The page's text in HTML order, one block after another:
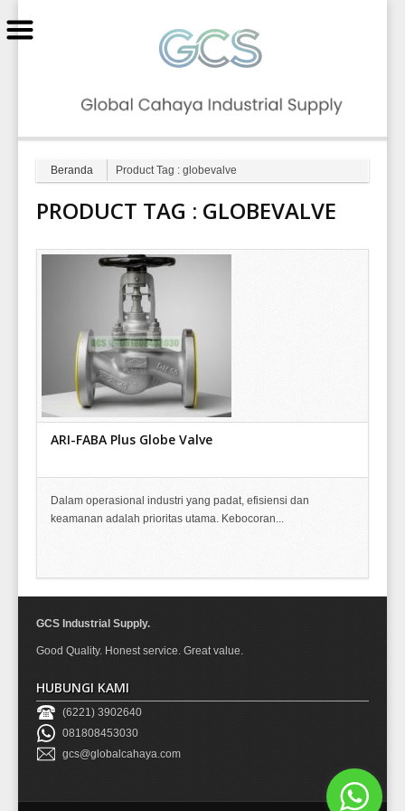
Beranda Product Tag : globevalve
PRODUCT TAG : GLOBEVALVE
ARI-FABA Plus Globe Valve
Dalam operasional industri yang padat, efisiensi dan
keamanan adalah prioritas utama. Kebocoran...
GCS Industrial Supply.
Good Quality. Honest service. Great value.
HUBUNGI KAMI
(6221) 3902640
081808453030
gcs@globalcahaya.com